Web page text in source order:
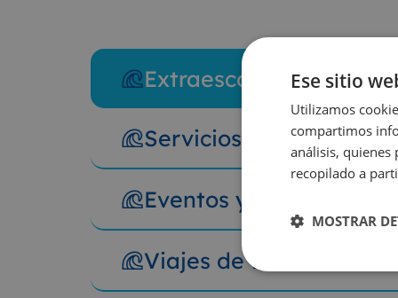
Extraescolares
Servicios de
Eventos y fiestas
Viajes de fin de curso
Ese sitio
Utilizamos
compartimos
análisis,
recopilado a
MOSTRAR